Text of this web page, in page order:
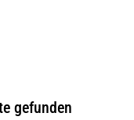
gefunden